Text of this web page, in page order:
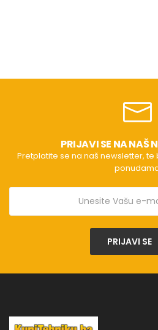
PRIJAVI SE NA NAŠ
Pretplatite se na naš newsletter,
PRIJAVI SE